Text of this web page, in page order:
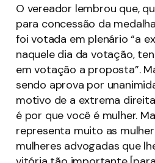
O vereador lembrou que,
para concessão da
foi votada em plenário “a
naquele dia da votação,
em votação a proposta”.
sendo aprova por
motivo de a extrema
é por que você é mulher.
representa muito as
mulheres advogadas que